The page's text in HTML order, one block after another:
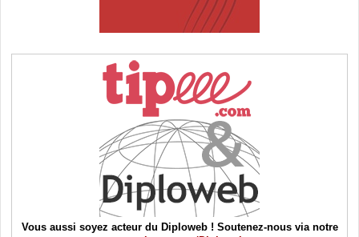
Vous aussi soyez acteur du Diploweb ! Soutenez-nous via notre